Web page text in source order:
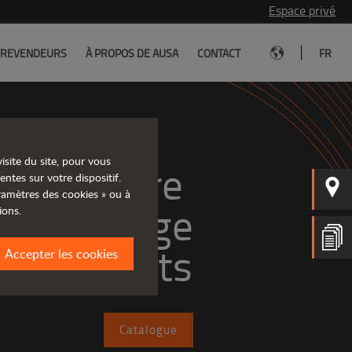
Espace privé
REVENDEURS À PROPOS DE AUSA CONTACT FR
notre
large
produits
Catalogue
du site, pour vous
sur votre dispositif.
des cookies » ou à
Accepter les cookies